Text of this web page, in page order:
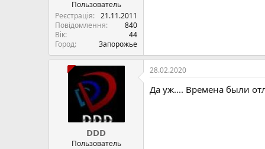
Пользователь
Реєстрація
21.11.2011
Повідомлення
840
Вік
44
Город
Запорожье
DDD
Пользователь
28.02.2020
Да уж.... Времена были